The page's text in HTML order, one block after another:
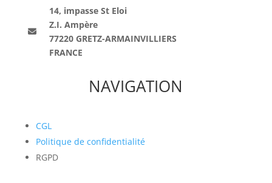
14, impasse St Eloi
Z.I. Ampère
77220 GRETZ-ARMAINVILLIERS
FRANCE
NAVIGATION
CGL
Politique de confidentialité
RGPD